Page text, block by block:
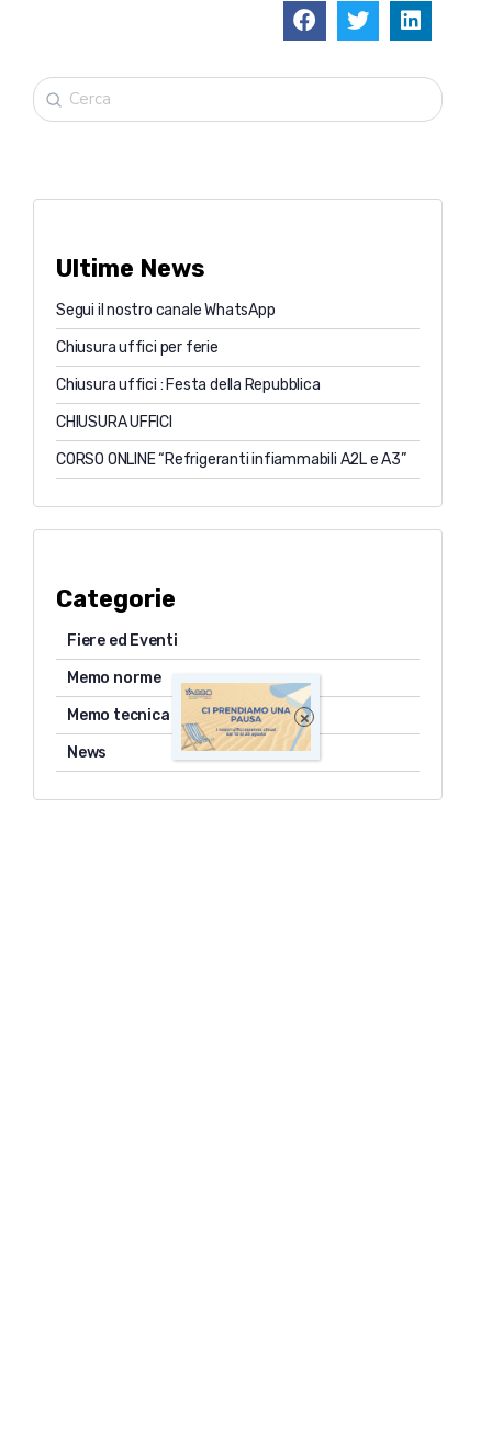
Ultime News
Segui il nostro canale WhatsApp
Chiusura uffici per ferie
Chiusura uffici : Festa della Repubblica
CHIUSURA UFFICI
CORSO ONLINE “Refrigeranti infiammabili A2L e A3”
Categorie
Fiere ed Eventi
Memo norme
Memo tecnica
News
×